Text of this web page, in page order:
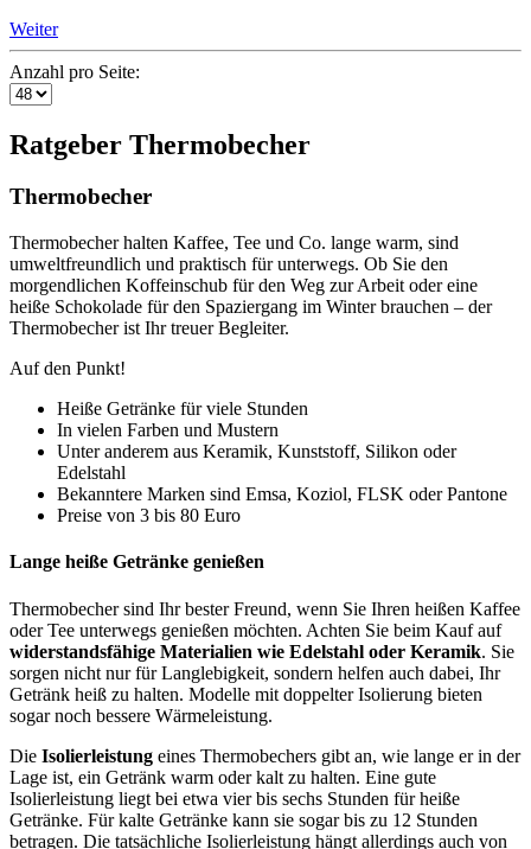
Weiter
Anzahl pro Seite:
Ratgeber Thermobecher
Thermobecher
Thermobecher halten Kaffee, Tee und Co. lange warm, sind
umweltfreundlich und praktisch für unterwegs. Ob Sie den
morgendlichen Koffeinschub für den Weg zur Arbeit oder eine
heiße Schokolade für den Spaziergang im Winter brauchen – der
Thermobecher ist Ihr treuer Begleiter.
Auf den Punkt!
Heiße Getränke für viele Stunden
In vielen Farben und Mustern
Unter anderem aus Keramik, Kunststoff, Silikon oder
Edelstahl
Bekanntere Marken sind Emsa, Koziol, FLSK oder Pantone
Preise von 3 bis 80 Euro
Lange heiße Getränke genießen
Thermobecher sind Ihr bester Freund, wenn Sie Ihren heißen Kaffee
oder Tee unterwegs genießen möchten. Achten Sie beim Kauf auf
widerstandsfähige Materialien wie Edelstahl oder Keramik. Sie
sorgen nicht nur für Langlebigkeit, sondern helfen auch dabei, Ihr
Getränk heiß zu halten. Modelle mit doppelter Isolierung bieten
sogar noch bessere Wärmeleistung.
Die Isolierleistung eines Thermobechers gibt an, wie lange er in der
Lage ist, ein Getränk warm oder kalt zu halten. Eine gute
Isolierleistung liegt bei etwa vier bis sechs Stunden für heiße
Getränke. Für kalte Getränke kann sie sogar bis zu 12 Stunden
betragen. Die tatsächliche Isolierleistung hängt allerdings auch von